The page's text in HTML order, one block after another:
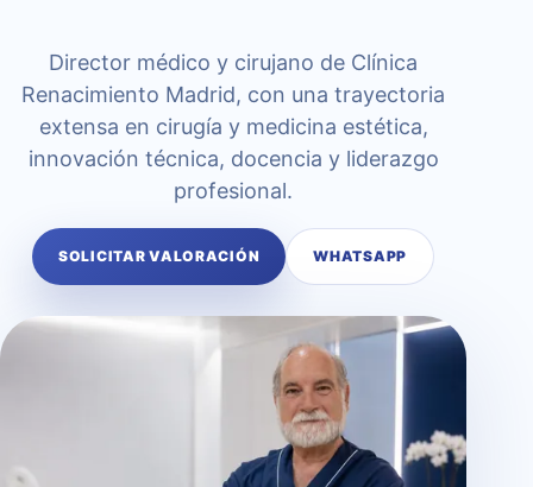
Director médico y cirujano de Clínica
Renacimiento Madrid, con una trayectoria
extensa en cirugía y medicina estética,
innovación técnica, docencia y liderazgo
profesional.
SOLICITAR VALORACIÓN WHATSAPP